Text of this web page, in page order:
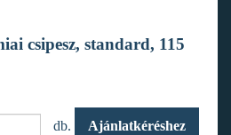
csipesz, standard, 115
db. Ajánlatkéréshez